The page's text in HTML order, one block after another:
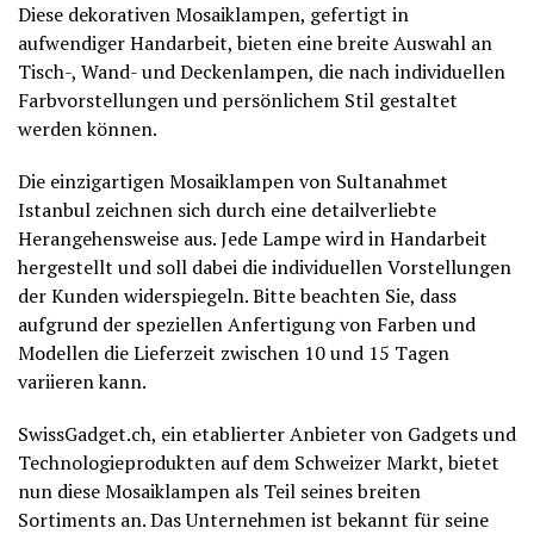
Diese dekorativen Mosaiklampen, gefertigt in
aufwendiger Handarbeit, bieten eine breite Auswahl an
Tisch-, Wand- und Deckenlampen, die nach individuellen
Farbvorstellungen und persönlichem Stil gestaltet
werden können.
Die einzigartigen Mosaiklampen von Sultanahmet
Istanbul zeichnen sich durch eine detailverliebte
Herangehensweise aus. Jede Lampe wird in Handarbeit
hergestellt und soll dabei die individuellen Vorstellungen
der Kunden widerspiegeln. Bitte beachten Sie, dass
aufgrund der speziellen Anfertigung von Farben und
Modellen die Lieferzeit zwischen 10 und 15 Tagen
variieren kann.
SwissGadget.ch, ein etablierter Anbieter von Gadgets und
Technologieprodukten auf dem Schweizer Markt, bietet
nun diese Mosaiklampen als Teil seines breiten
Sortiments an. Das Unternehmen ist bekannt für seine